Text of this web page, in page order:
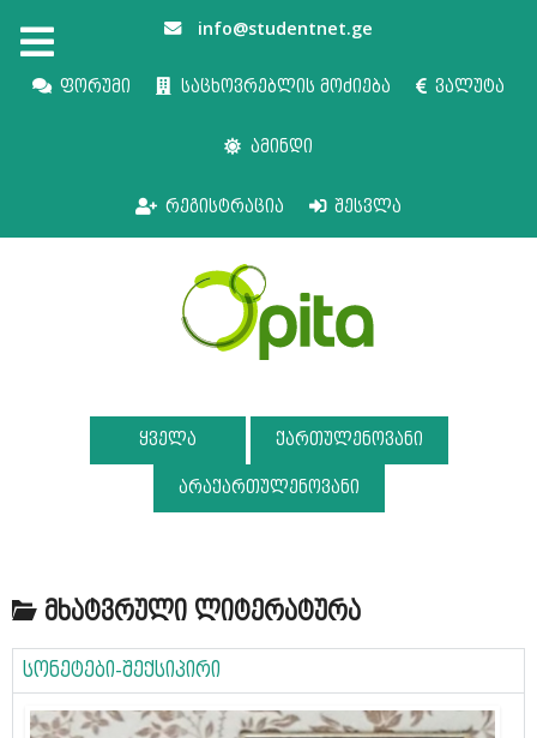
info@studentnet.ge
ფორუმი საცხოვრებლის მოძიება ვალუტა
ამინდი
რეგისტრაცია შესვლა
ყველა ქართულენოვანი
არაქართულენოვანი
მხატვრული ლიტერატურა
სონეტები-შექსიპირი